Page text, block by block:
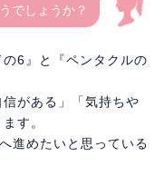
でしょうか？
6』と『ペンタクルの
がある」「気持ちや
す。
進めたいと思っている